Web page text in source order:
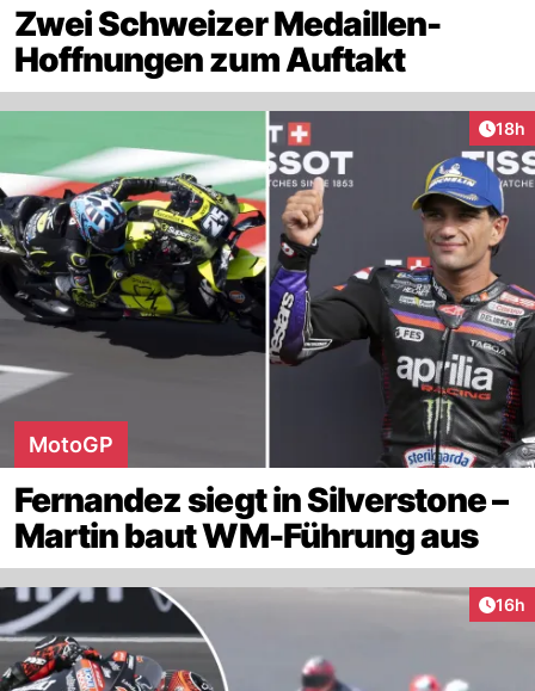
Zwei Schweizer Medaillen-
Hoffnungen zum Auftakt
18h
MotoGP
Fernandez siegt in Silverstone –
Martin baut WM-Führung aus
16h